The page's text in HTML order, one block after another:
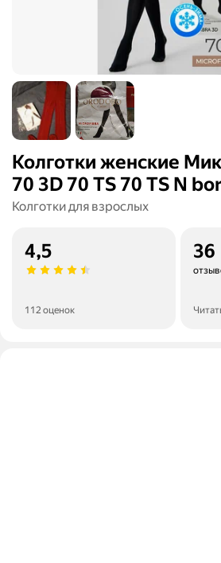
Колготки женские
70 3D 70 TS 70 TS N
Колготки для взрослых
4,5
112 оценок
36